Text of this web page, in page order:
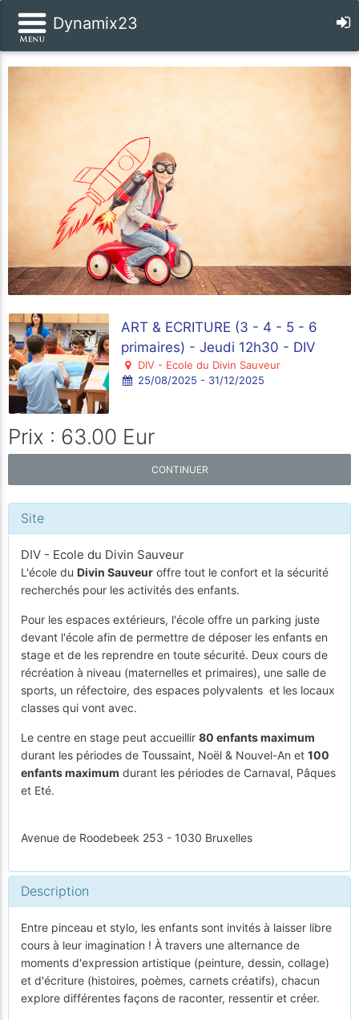
Dynamix23
ART & ECRITURE (3 - 4 - 5 - 6
primaires) - Jeudi 12h30 - DIV
DIV - Ecole du Divin Sauveur
25/08/2025 - 31/12/2025
Prix : 63.00 Eur
CONTINUER
Site
DIV - Ecole du Divin Sauveur
L'école du Divin Sauveur offre tout le confort et la sécurité
recherchés pour les activités des enfants.
Pour les espaces extérieurs, l'école offre un parking juste
devant l'école afin de permettre de déposer les enfants en
stage et de les reprendre en toute sécurité. Deux cours de
récréation à niveau (maternelles et primaires), une salle de
sports, un réfectoire, des espaces polyvalents et les locaux
classes qui vont avec.
Le centre en stage peut accueillir 80 enfants maximum
durant les périodes de Toussaint, Noël & Nouvel-An et 100
enfants maximum durant les périodes de Carnaval, Pâques
et Eté.
Avenue de Roodebeek 253 - 1030 Bruxelles
Description
Entre pinceau et stylo, les enfants sont invités à laisser libre
cours à leur imagination ! À travers une alternance de
moments d'expression artistique (peinture, dessin, collage)
et d'écriture (histoires, poèmes, carnets créatifs), chacun
explore différentes façons de raconter, ressentir et créer.